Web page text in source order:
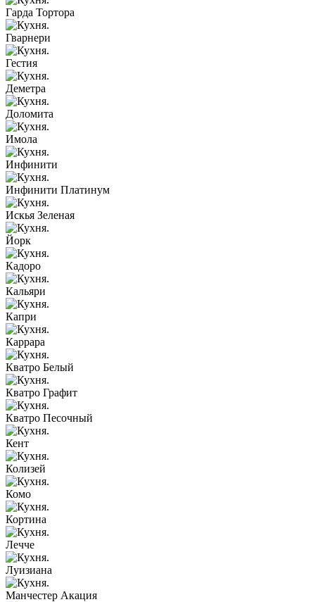
Гарда Тортора
Гварнери
Гестия
Деметра
Доломита
Имола
Инфинити
Инфинити Платинум
Искья Зеленая
Йорк
Кадоро
Кальяри
Капри
Каррара
Кватро Белый
Кватро Графит
Кватро Песочный
Кент
Колизей
Комо
Кортина
Лечче
Луизиана
Манчестер Акация